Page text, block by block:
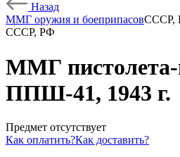
Назад
ММГ оружия и боеприпасовСССР,
СССР, РФ
ММГ пистолета-
ППШ-41, 1943 г.
Предмет отсутствует
Как оплатить?Как доставить?